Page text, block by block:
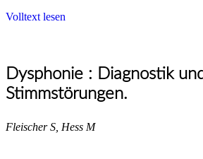
Volltext lesen
Dysphonie : Diagnostik
Stimmstörungen.
Fleischer S, Hess M